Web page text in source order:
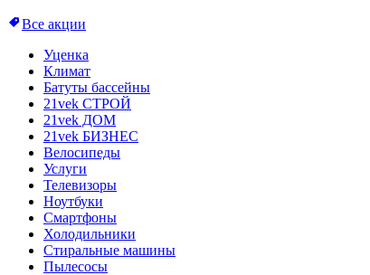
Все акции
Уценка
Климат
Батуты бассейны
21vek СТРОЙ
21vek ДОМ
21vek БИЗНЕС
Велосипеды
Услуги
Телевизоры
Ноутбуки
Смартфоны
Холодильники
Стиральные машины
Пылесосы